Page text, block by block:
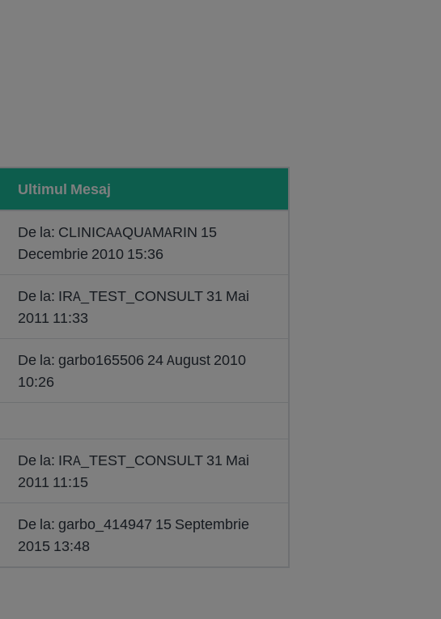
Ultimul Mesaj
De la: CLINICAAQUAMARIN 15
Decembrie 2010 15:36
De la: IRA_TEST_CONSULT 31 Mai
2011 11:33
De la: garbo165506 24 August 2010
10:26
De la: IRA_TEST_CONSULT 31 Mai
2011 11:15
De la: garbo_414947 15 Septembrie
2015 13:48